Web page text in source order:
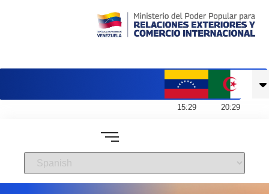
15:29 20:29